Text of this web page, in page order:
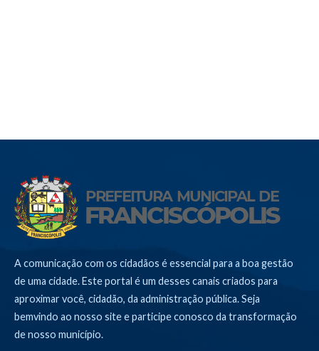
A comunicação com os cidadãos é essencial para a boa gestão
de uma cidade. Este portal é um desses canais criados para
aproximar você, cidadão, da administração pública. Seja
bemvindo ao nosso site e participe conosco da transformação
de nosso município.